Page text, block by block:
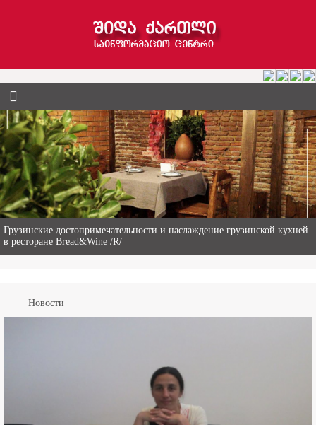
Гиви Абалаки – 86-летний фермер из Горийского муниципалитета